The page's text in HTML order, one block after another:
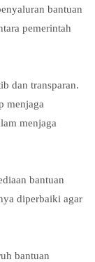
bantuan
pemerintah
dan transparan.
menjaga
menjaga
bantuan
diperbaiki agar
bantuan